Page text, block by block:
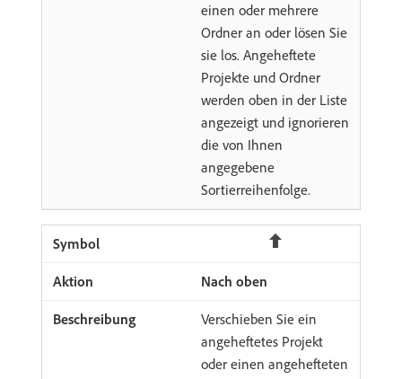
einen oder mehrere
Ordner an oder lösen Sie
sie los. Angeheftete
Projekte und Ordner
werden oben in der Liste
angezeigt und ignorieren
die von Ihnen
angegebene
Sortierreihenfolge.
Nach oben
Verschieben Sie ein
angeheftetes Projekt
oder einen angehefteten